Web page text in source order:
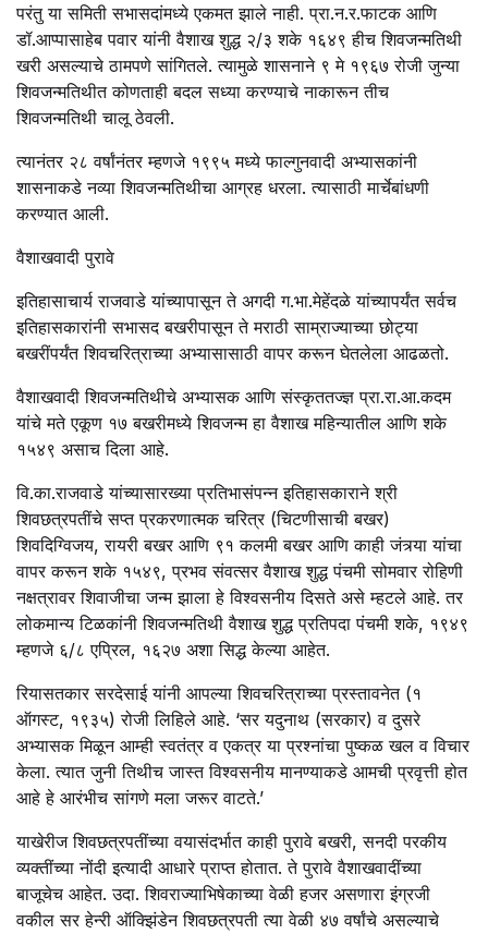
परंतु या समिती सभासदांमध्ये एकमत झाले नाही. प्रा.न.र.फाटक आणि
डॉ.आप्पासाहेब पवार यांनी वैशाख शुद्ध २/३ शके १६४९ हीच शिवजन्मतिथी
खरी असल्याचे ठामपणे सांगितले. त्यामुळे शासनाने ९ मे १९६७ रोजी जुन्या
शिवजन्मतिथीत कोणताही बदल सध्या करण्याचे नाकारून तीच
शिवजन्मतिथी चालू ठेवली.
त्यानंतर २८ वर्षांनंतर म्हणजे १९९५ मध्ये फाल्गुनवादी अभ्यासकांनी
शासनाकडे नव्या शिवजन्मतिथीचा आग्रह धरला. त्यासाठी मार्चेबांधणी
करण्यात आली.
वैशाखवादी पुरावे
इतिहासाचार्य राजवाडे यांच्यापासून ते अगदी ग.भा.मेहेंदळे यांच्यापर्यंत सर्वच
इतिहासकारांनी सभासद बखरीपासून ते मराठी साम्राज्याच्या छोट्या
बखरींपर्यंत शिवचरित्राच्या अभ्यासासाठी वापर करून घेतलेला आढळतो.
वैशाखवादी शिवजन्मतिथीचे अभ्यासक आणि संस्कृततज्ज्ञ प्रा.रा.आ.कदम
यांचे मते एकूण १७ बखरीमध्ये शिवजन्म हा वैशाख महिन्यातील आणि शके
१५४९ असाच दिला आहे.
वि.का.राजवाडे यांच्यासारख्या प्रतिभासंपन्न इतिहासकाराने श्री
शिवछत्रपतींचे सप्त प्रकरणात्मक चरित्र (चिटणीसाची बखर)
शिवदिग्विजय, रायरी बखर आणि ९१ कलमी बखर आणि काही जंत्र्या यांचा
वापर करून शके १५४९, प्रभव संवत्सर वैशाख शुद्ध पंचमी सोमवार रोहिणी
नक्षत्रावर शिवाजीचा जन्म झाला हे विश्वसनीय दिसते असे म्हटले आहे. तर
लोकमान्य टिळकांनी शिवजन्मतिथी वैशाख शुद्ध प्रतिपदा पंचमी शके, १९४९
म्हणजे ६/८ एप्रिल, १६२७ अशा सिद्ध केल्या आहेत.
रियासतकार सरदेसाई यांनी आपल्या शिवचरित्राच्या प्रस्तावनेत (१
ऑगस्ट, १९३५) रोजी लिहिले आहे. ‘सर यदुनाथ (सरकार) व दुसरे
अभ्यासक मिळून आम्ही स्वतंत्र व एकत्र या प्रश्नांचा पुष्कळ खल व विचार
केला. त्यात जुनी तिथीच जास्त विश्वसनीय मानण्याकडे आमची प्रवृत्ती होत
आहे हे आरंभीच सांगणे मला जरूर वाटते.’
याखेरीज शिवछत्रपतींच्या वयासंदर्भात काही पुरावे बखरी, सनदी परकीय
व्यक्तींच्या नोंदी इत्यादी आधारे प्राप्त होतात. ते पुरावे वैशाखवादींच्या
बाजूचेच आहेत. उदा. शिवराज्याभिषेकाच्या वेळी हजर असणारा इंग्रजी
वकील सर हेन्‍री ऑक्झिंडेन शिवछत्रपती त्या वेळी ४७ वर्षांचे असल्याचे